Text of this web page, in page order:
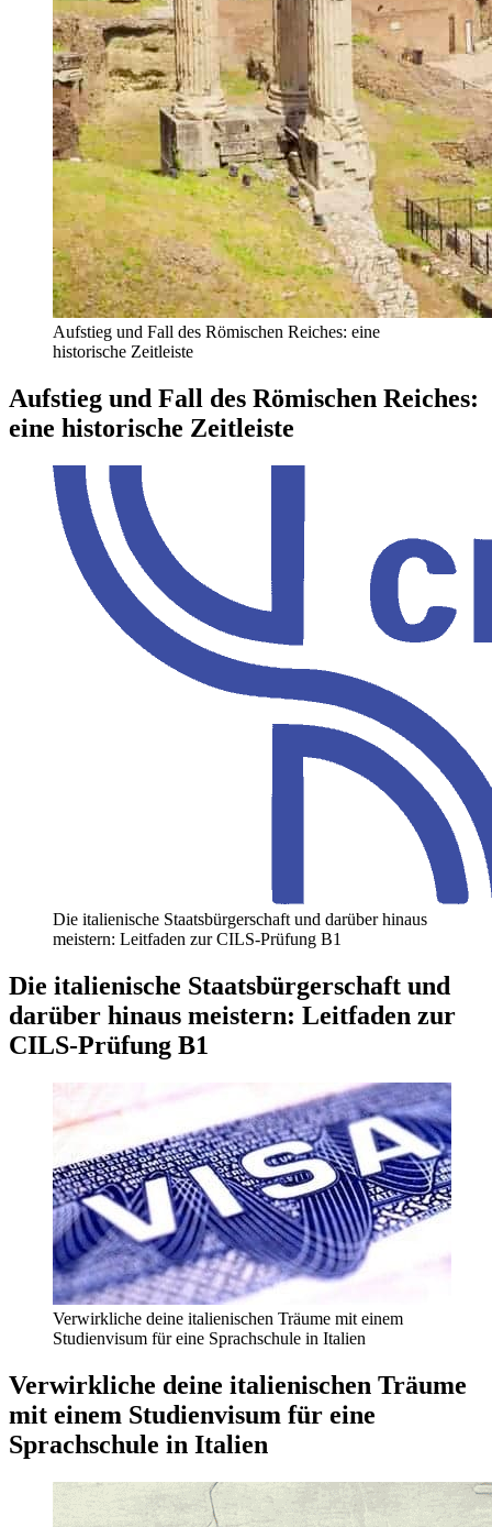
Aufstieg und Fall des Römischen Reiches: eine
historische Zeitleiste
Aufstieg und Fall des Römischen Reiches:
eine historische Zeitleiste
Die italienische Staatsbürgerschaft und darüber hinaus
meistern: Leitfaden zur CILS-Prüfung B1
Die italienische Staatsbürgerschaft und
darüber hinaus meistern: Leitfaden zur
CILS-Prüfung B1
Verwirkliche deine italienischen Träume mit einem
Studienvisum für eine Sprachschule in Italien
Verwirkliche deine italienischen Träume
mit einem Studienvisum für eine
Sprachschule in Italien